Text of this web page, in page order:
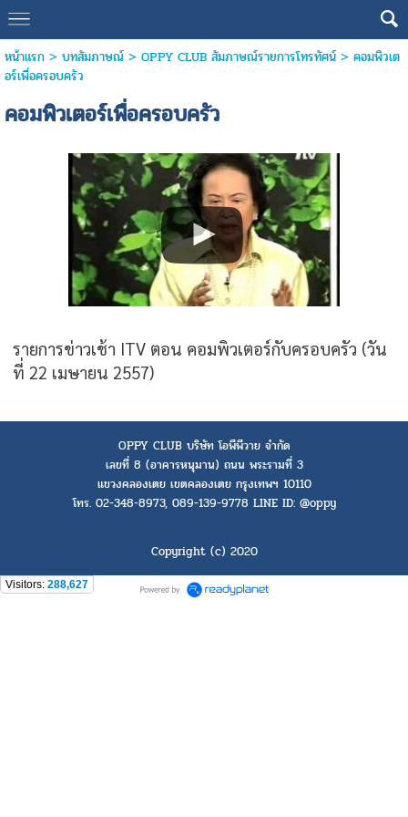
หน้าแรก> บทสัมภาษณ์> OPPY CLUB สัมภาษณ์รายการโทรทัศน์> คอมพิวเต
อร์เพื่อครอบครัว
คอมพิวเตอร์เพื่อครอบครัว
รายการข่าวเช้า ITV ตอน คอมพิวเตอร์กับครอบครัว (วัน
ที่ 22 เมษายน 2557)
OPPY CLUB บริษัท โอพีพีวาย จำกัด
เลขที่ 8 (อาคารหนุมาน) ถนน พระรามที่ 3
แขวงคลองเตย เขตคลองเตย กรุงเทพฯ 10110
โทร. 02-348-8973, 089-139-9778 LINE ID: @oppy
Copyright (c) 2020
Visitors: 288,627